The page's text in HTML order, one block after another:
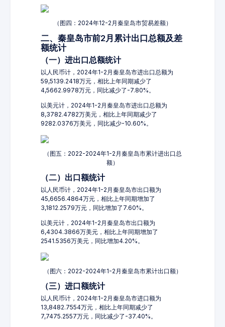
（图四：2024年12-2月秦皇岛市贸易差额）
二、秦皇岛市前2月累计出口总额及差
额统计
（一）进出口总额统计
以人民币计，2024年1-2月秦皇岛市进出口总额为
59,5139.2418万元，相比上年同期减少了
4,5662.9978万元，同比减少了-7.80%。
以美元计，2024年1-2月秦皇岛市进出口总额为
8,3782.4782万美元，相比上年同期减少了
9282.0376万美元，同比减少-10.60%。
（图五：2022-2024年1-2月秦皇岛市累计进出口总
额）
（二）出口额统计
以人民币计，2024年1-2月秦皇岛市出口额为
45,6656.4864万元，相比上年同期增加了
3,1812.2579万元，同比增加了7.60%。
以美元计，2024年1-2月秦皇岛市出口额为
6,4304.3866万美元，相比上年同期增加了
2541.5356万美元，同比增加4.20%。
（图六：2022-2024年1-2月秦皇岛市累计出口额）
（三）进口额统计
以人民币计，2024年1-2月秦皇岛市进口额为
13,8482.7554万元，相比上年同期减少了
7,7475.2557万元，同比减少了-37.40%。